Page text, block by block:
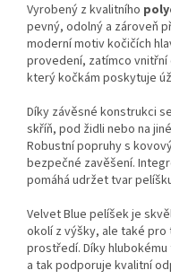
Vyrobený z kvalitního
pevný, odolný a zároveň
moderní motiv kočičích
provedení, zatímco
který kočkám poskytuje
Díky závěsné konstrukci
skříň, pod židli nebo na
Robustní popruhy s
bezpečné zavěšení.
pomáhá udržet tvar
Velvet Blue pelíšek je
okolí z výšky, ale také
prostředí. Díky
a tak podporuje kvalitní